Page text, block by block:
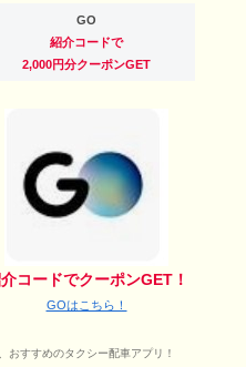
GO
紹介コードで
2,000円分クーポンGET
コードでクーポンGET！
GOはこちら！
おすすめのタクシー配車アプリ！